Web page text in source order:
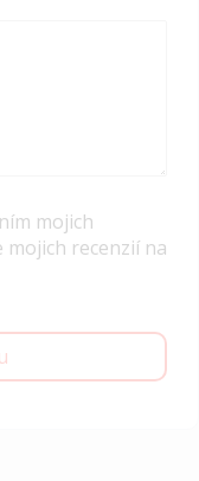
mojich
recenzií na